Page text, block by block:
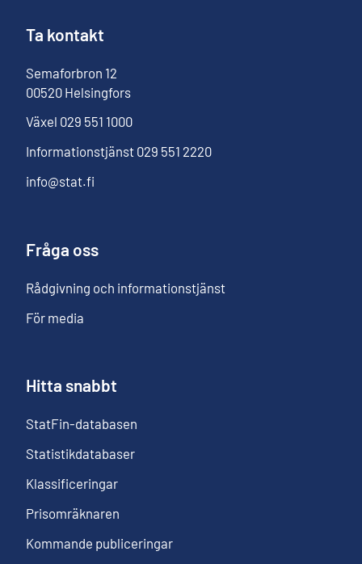
Ta kontakt
Semaforbron 12
00520 Helsingfors
Växel 029 551 1000
Informationstjänst 029 551 2220
info@stat.fi
Fråga oss
Rådgivning och informationstjänst
För media
Hitta snabbt
StatFin-databasen
Statistikdatabaser
Klassificeringar
Prisomräknaren
Kommande publiceringar